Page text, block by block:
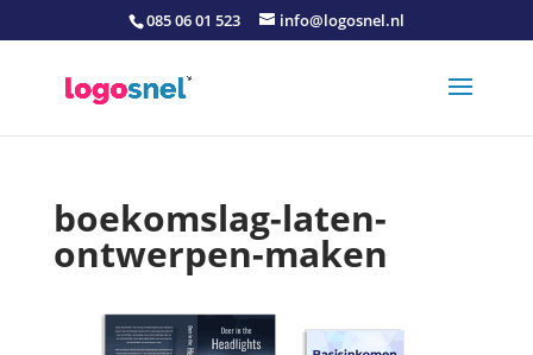
085 06 01 523 info@logosnel.nl
boekomslag-laten-
ontwerpen-maken